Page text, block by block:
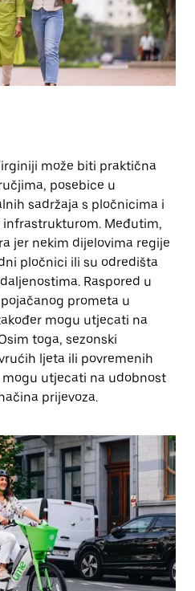
može biti praktična
posebice u
sadržaja s pločnicima i
Međutim,
jer nekim dijelovima regije
pločnici ili su odredišta
Raspored u
prometa u
mogu utjecati na
toga, sezonski
ljeta ili povremenih
utjecati na udobnost
prijevoza.